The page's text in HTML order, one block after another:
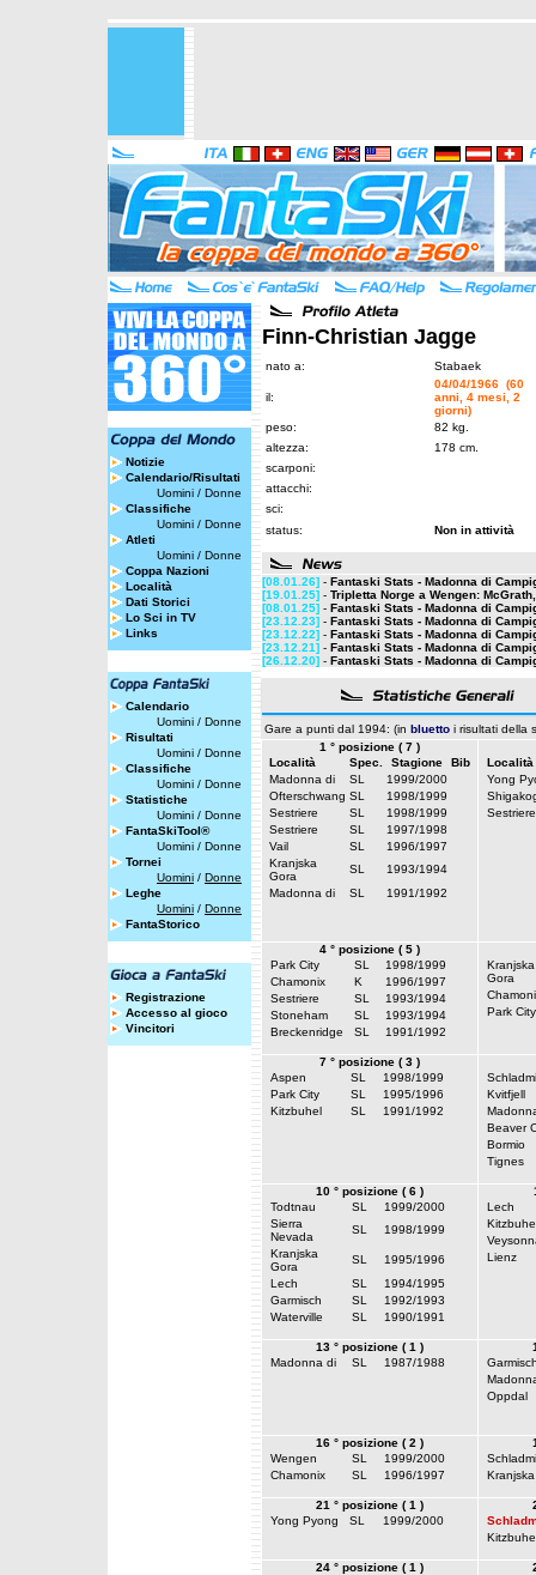
Notizie
Calendario/Risultati
Uomini / Donne
Classifiche
Uomini / Donne
Atleti
Uomini / Donne
Coppa Nazioni
Località
Dati Storici
Lo Sci in TV
Links
Calendario
Uomini / Donne
Risultati
Uomini / Donne
Classifiche
Uomini / Donne
Statistiche
Uomini / Donne
FantaSkiTool®
Uomini / Donne
Tornei
Uomini / Donne
Leghe
Uomini / Donne
FantaStorico
Registrazione
Accesso al gioco
Vincitori
Finn-Christian Jagge
nato a: Stabaek
il:
04/04/1966 (60
anni, 4 mesi, 2
giorni)
peso:
82 kg.
altezza:
178 cm.
scarponi:
attacchi:
sci:
status:
Non in attività
[08.01.26] - Fantaski Stats - Madonna di
[19.01.25] - Tripletta Norge a Wengen:
[08.01.25] - Fantaski Stats - Madonna di
[23.12.23] - Fantaski Stats - Madonna di
[23.12.22] - Fantaski Stats - Madonna di
[23.12.21] - Fantaski Stats - Madonna di
[26.12.20] - Fantaski Stats - Madonna di
Gare a punti dal 1994: (in bluetto i risultati della
1 ° posizione ( 7 )
Località
Spec. Stagione
Bib
Madonna di
SL
1999/2000
Ofterschwang SL
1998/1999
Sestriere
SL
1998/1999
Sestriere
SL
1997/1998
Vail
SL
1996/1997
Kranjska
Gora
SL
1993/1994
Madonna di
SL 1991/1992
Località
Yong
Sestriere
4 ° posizione ( 5 )
Park City
SL
1998/1999
Chamonix
K
1996/1997
Sestriere
SL
1993/1994
Stoneham
SL
1993/1994
Breckenridge
SL 1991/1992
Kranjska
Gora
Park City
7 ° posizione ( 3 )
Aspen
SL
1998/1999
Park City
SL
1995/1996
Kitzbuhel
SL 1991/1992
Kvitfjell
Beaver
Bormio
Tignes
10 ° posizione ( 6 )
Todtnau
SL
1999/2000
Sierra
Nevada
SL
1998/1999
Kranjska
Gora
SL
1995/1996
Lech
SL
1994/1995
Garmisch
SL
1992/1993
Waterville
SL 1990/1991
Lech
Lienz
13 ° posizione ( 1 )
Madonna di
SL 1987/1988
Oppdal
16 ° posizione ( 2 )
Wengen
SL
1999/2000
Chamonix
SL 1996/1997
21 ° posizione ( 1 )
Yong Pyong
SL 1999/2000
24 ° posizione ( 1 )